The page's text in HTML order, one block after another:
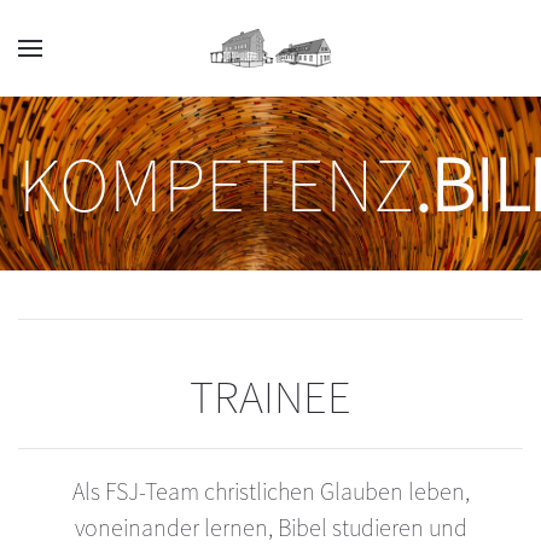
Zum Hauptinhalt springen
KOMPETENZ
TRAINEE
Als FSJ-Team christlichen Glauben leben,
voneinander lernen, Bibel studieren und